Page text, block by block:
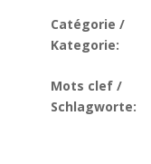
Catégorie /
Kategorie:
Mots clef /
Schlagworte: